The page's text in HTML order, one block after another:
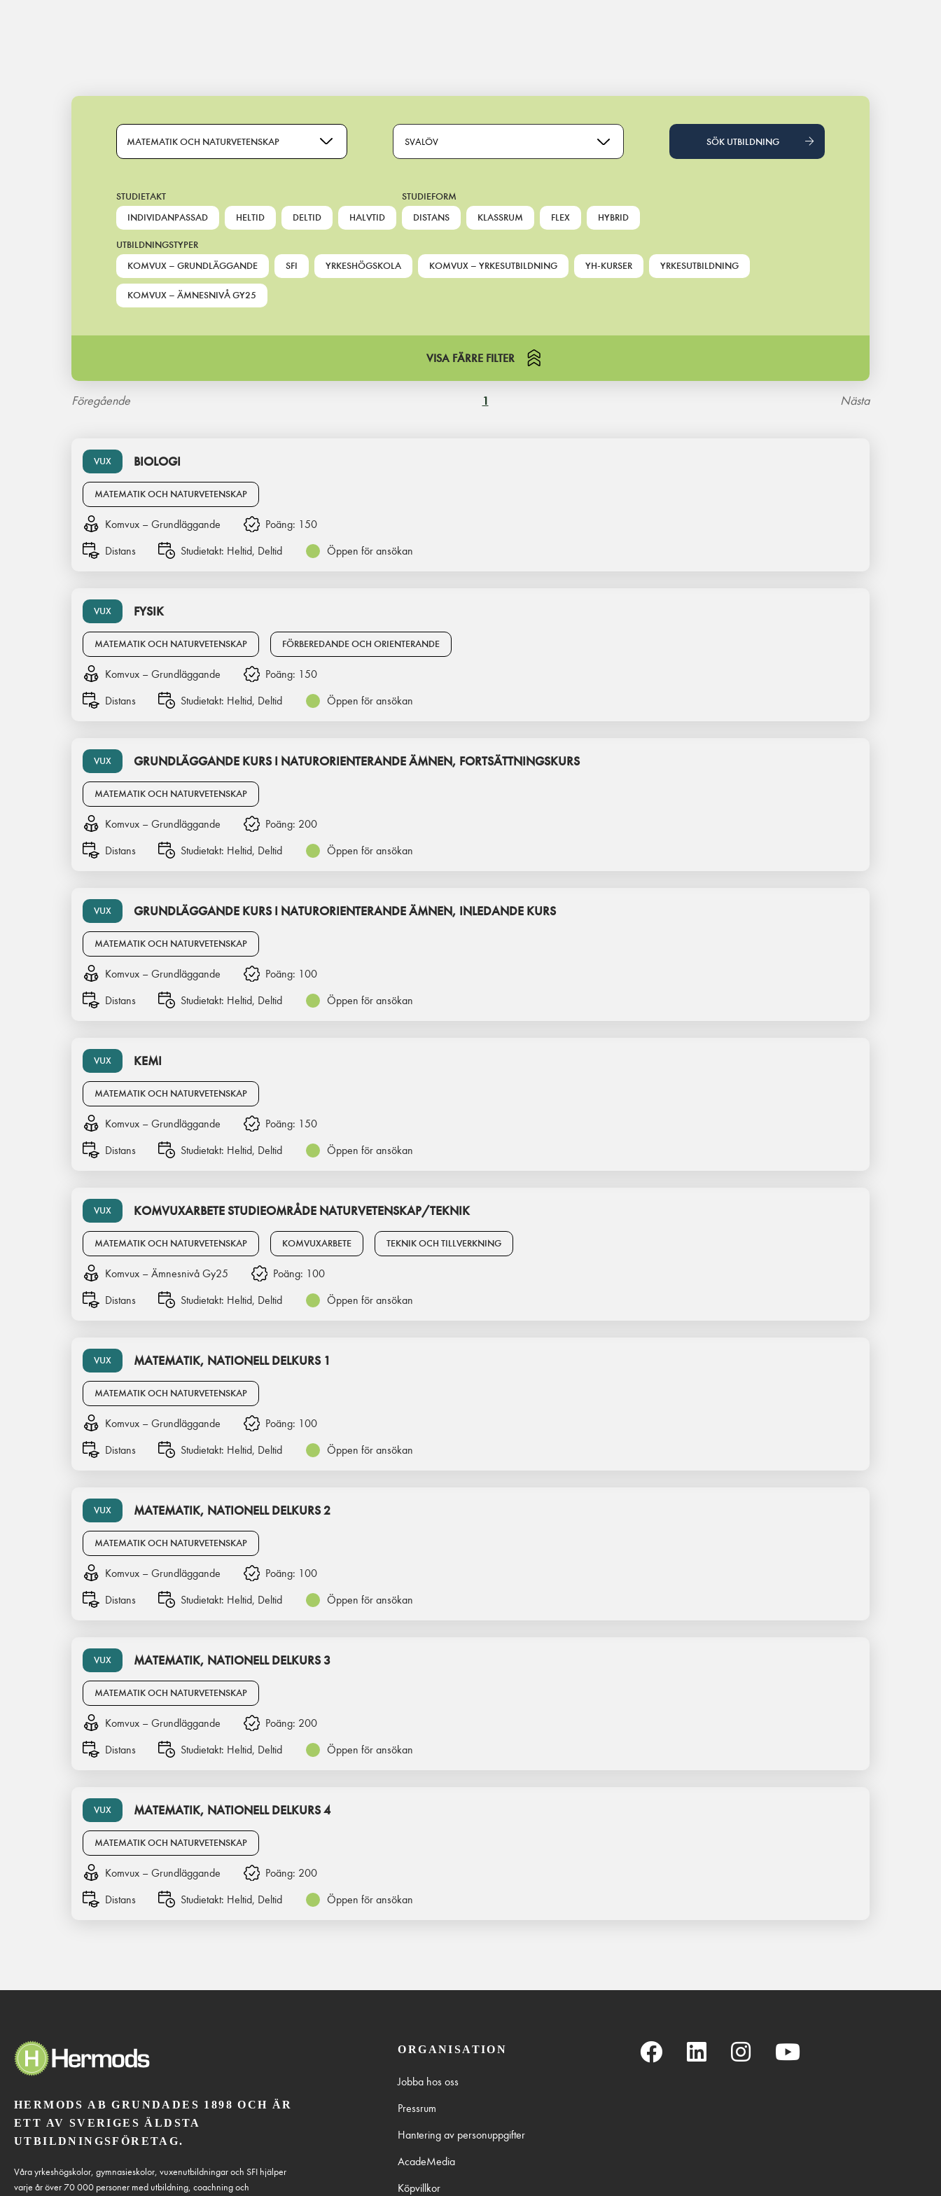
Main Navigation
MATEMATIK OCH NATURVETENSKAP SVALÖV SÖK UTBILDNING
STUDIETAKT
INDIVIDANPASSAD
HELTID DELTID HALVTID
STUDIEFORM
DISTANS
KLASSRUM FLEX HYBRID
UTBILDNINGSTYPER
KOMVUX – GRUNDLÄGGANDE
SFI YRKESHÖGSKOLA KOMVUX – YRKESUTBILDNING YH-KURSER YRKESUTBILDNING
KOMVUX – ÄMNESNIVÅ GY25
VISA FÄRRE FILTER
Föregående 1 Nästa
VUX BIOLOGI
MATEMATIK OCH NATURVETENSKAP
Komvux – Grundläggande Poäng: 150
Distans
Studietakt: Heltid, Deltid Öppen för ansökan
VUX FYSIK
MATEMATIK OCH NATURVETENSKAP FÖRBEREDANDE OCH ORIENTERANDE
Komvux – Grundläggande Poäng: 150
Distans
Studietakt: Heltid, Deltid Öppen för ansökan
VUX GRUNDLÄGGANDE KURS I NATURORIENTERANDE ÄMNEN, FORTSÄTTNINGSKURS
MATEMATIK OCH NATURVETENSKAP
Komvux – Grundläggande Poäng: 200
Distans
Studietakt: Heltid, Deltid Öppen för ansökan
VUX GRUNDLÄGGANDE KURS I NATURORIENTERANDE ÄMNEN, INLEDANDE KURS
MATEMATIK OCH NATURVETENSKAP
Komvux – Grundläggande Poäng: 100
Distans
Studietakt: Heltid, Deltid Öppen för ansökan
VUX KEMI
MATEMATIK OCH NATURVETENSKAP
Komvux – Grundläggande Poäng: 150
Distans
Studietakt: Heltid, Deltid Öppen för ansökan
VUX KOMVUXARBETE STUDIEOMRÅDE NATURVETENSKAP/TEKNIK
MATEMATIK OCH NATURVETENSKAP KOMVUXARBETE TEKNIK OCH TILLVERKNING
Komvux – Ämnesnivå Gy25 Poäng: 100
Distans
Studietakt: Heltid, Deltid Öppen för ansökan
VUX MATEMATIK, NATIONELL DELKURS 1
MATEMATIK OCH NATURVETENSKAP
Komvux – Grundläggande Poäng: 100
Distans
Studietakt: Heltid, Deltid Öppen för ansökan
VUX MATEMATIK, NATIONELL DELKURS 2
MATEMATIK OCH NATURVETENSKAP
Komvux – Grundläggande Poäng: 100
Distans
Studietakt: Heltid, Deltid Öppen för ansökan
VUX MATEMATIK, NATIONELL DELKURS 3
MATEMATIK OCH NATURVETENSKAP
Komvux – Grundläggande Poäng: 200
Distans
Studietakt: Heltid, Deltid Öppen för ansökan
VUX MATEMATIK, NATIONELL DELKURS 4
MATEMATIK OCH NATURVETENSKAP
Komvux – Grundläggande Poäng: 200
Distans
Studietakt: Heltid, Deltid Öppen för ansökan
HERMODS AB GRUNDADES 1898 OCH ÄR
ETT AV SVERIGES ÄLDSTA
UTBILDNINGSFÖRETAG.
Våra yrkeshögskolor, gymnasieskolor, vuxenutbildningar och SFI hjälper
varje år över 70 000 personer med utbildning, coachning och
ORGANISATION
Jobba hos oss
Pressrum
Hantering av personuppgifter
AcadeMedia
Köpvillkor